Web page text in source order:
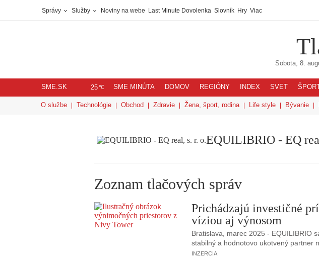
Správy Služby Noviny na webe Last Minute Dovolenka Slovník Hry Viac
Sobota, 8.
SME.SK 25℃ SME MINÚTA DOMOV REGIÓNY INDEX SVET ŠPORT
O službe Technológie Obchod Zdravie Žena, šport, rodina Life style Bývanie
EQUILIBRIO - EQ
Zoznam tlačových správ
Prichádzajú investičné
víziou aj výnosom
Bratislava, marec 2025 - EQUILIBRIO
stabilný a hodnotovo ukotvený partner
INZERCIA